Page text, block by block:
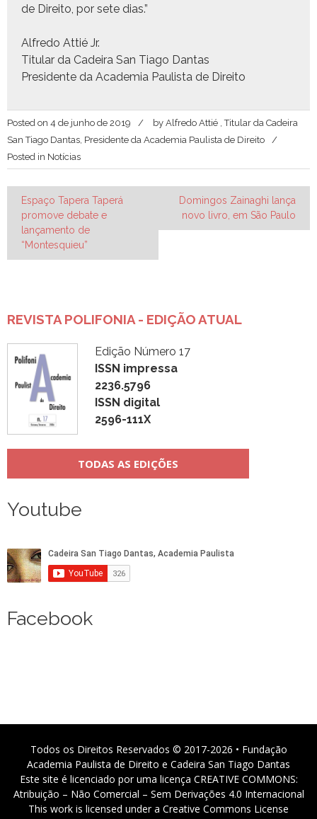
de Dire­ito, por sete dias.”
Alfre­do Attié Jr.
Tit­u­lar da Cadeira San Tia­go Dantas
Pres­i­dente da Acad­e­mia Paulista de Direito
Posted on 4 de junho de 2019 by Alfredo Attié , Titular da Cadeira
San Tiago Dantas, Presidente da Academia Paulista de Direito
Posted in Notícias
Navegação
de
Post
Espaço Tapera Taperá
promove debate e
lançamento de
“Montesquieu”
Domingos Zainaghi lança
novo livro, em São Paulo
REVISTA POLIFONIA - EDIÇÃO ATUAL
Edição Número 17
ISSN impressa
2236.5796
ISSN digital
2596-111X
TODAS AS EDIÇÕES
Youtube
Facebook
Todos os Direitos Reservados © 2017-2026 • Fundação
Academia Paulista de Direito e Cadeira San Tiago Dantas
Este site é licenciado por uma licença CREATIVE COMMONS:
Atribuição – Não Comercial – Sem Derivações 4.0 Internacional
This work is licensed under a Creative Commons License